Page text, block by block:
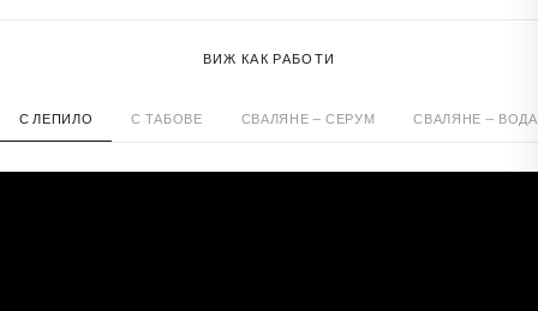
ВИЖ КАК РАБОТИ
С ЛЕПИЛО С ТАБОВЕ СВАЛЯНЕ — СЕРУМ СВАЛЯНЕ — ВОДА